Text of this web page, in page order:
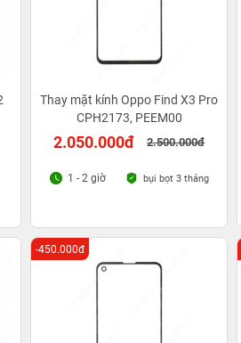
Thay mặt kính Oppo Find X3 Pro
CPH2173, PEEM00
2.050.000đ 2.500.000đ
1 - 2 giờ bụi bọt 3 tháng
-450.000đ